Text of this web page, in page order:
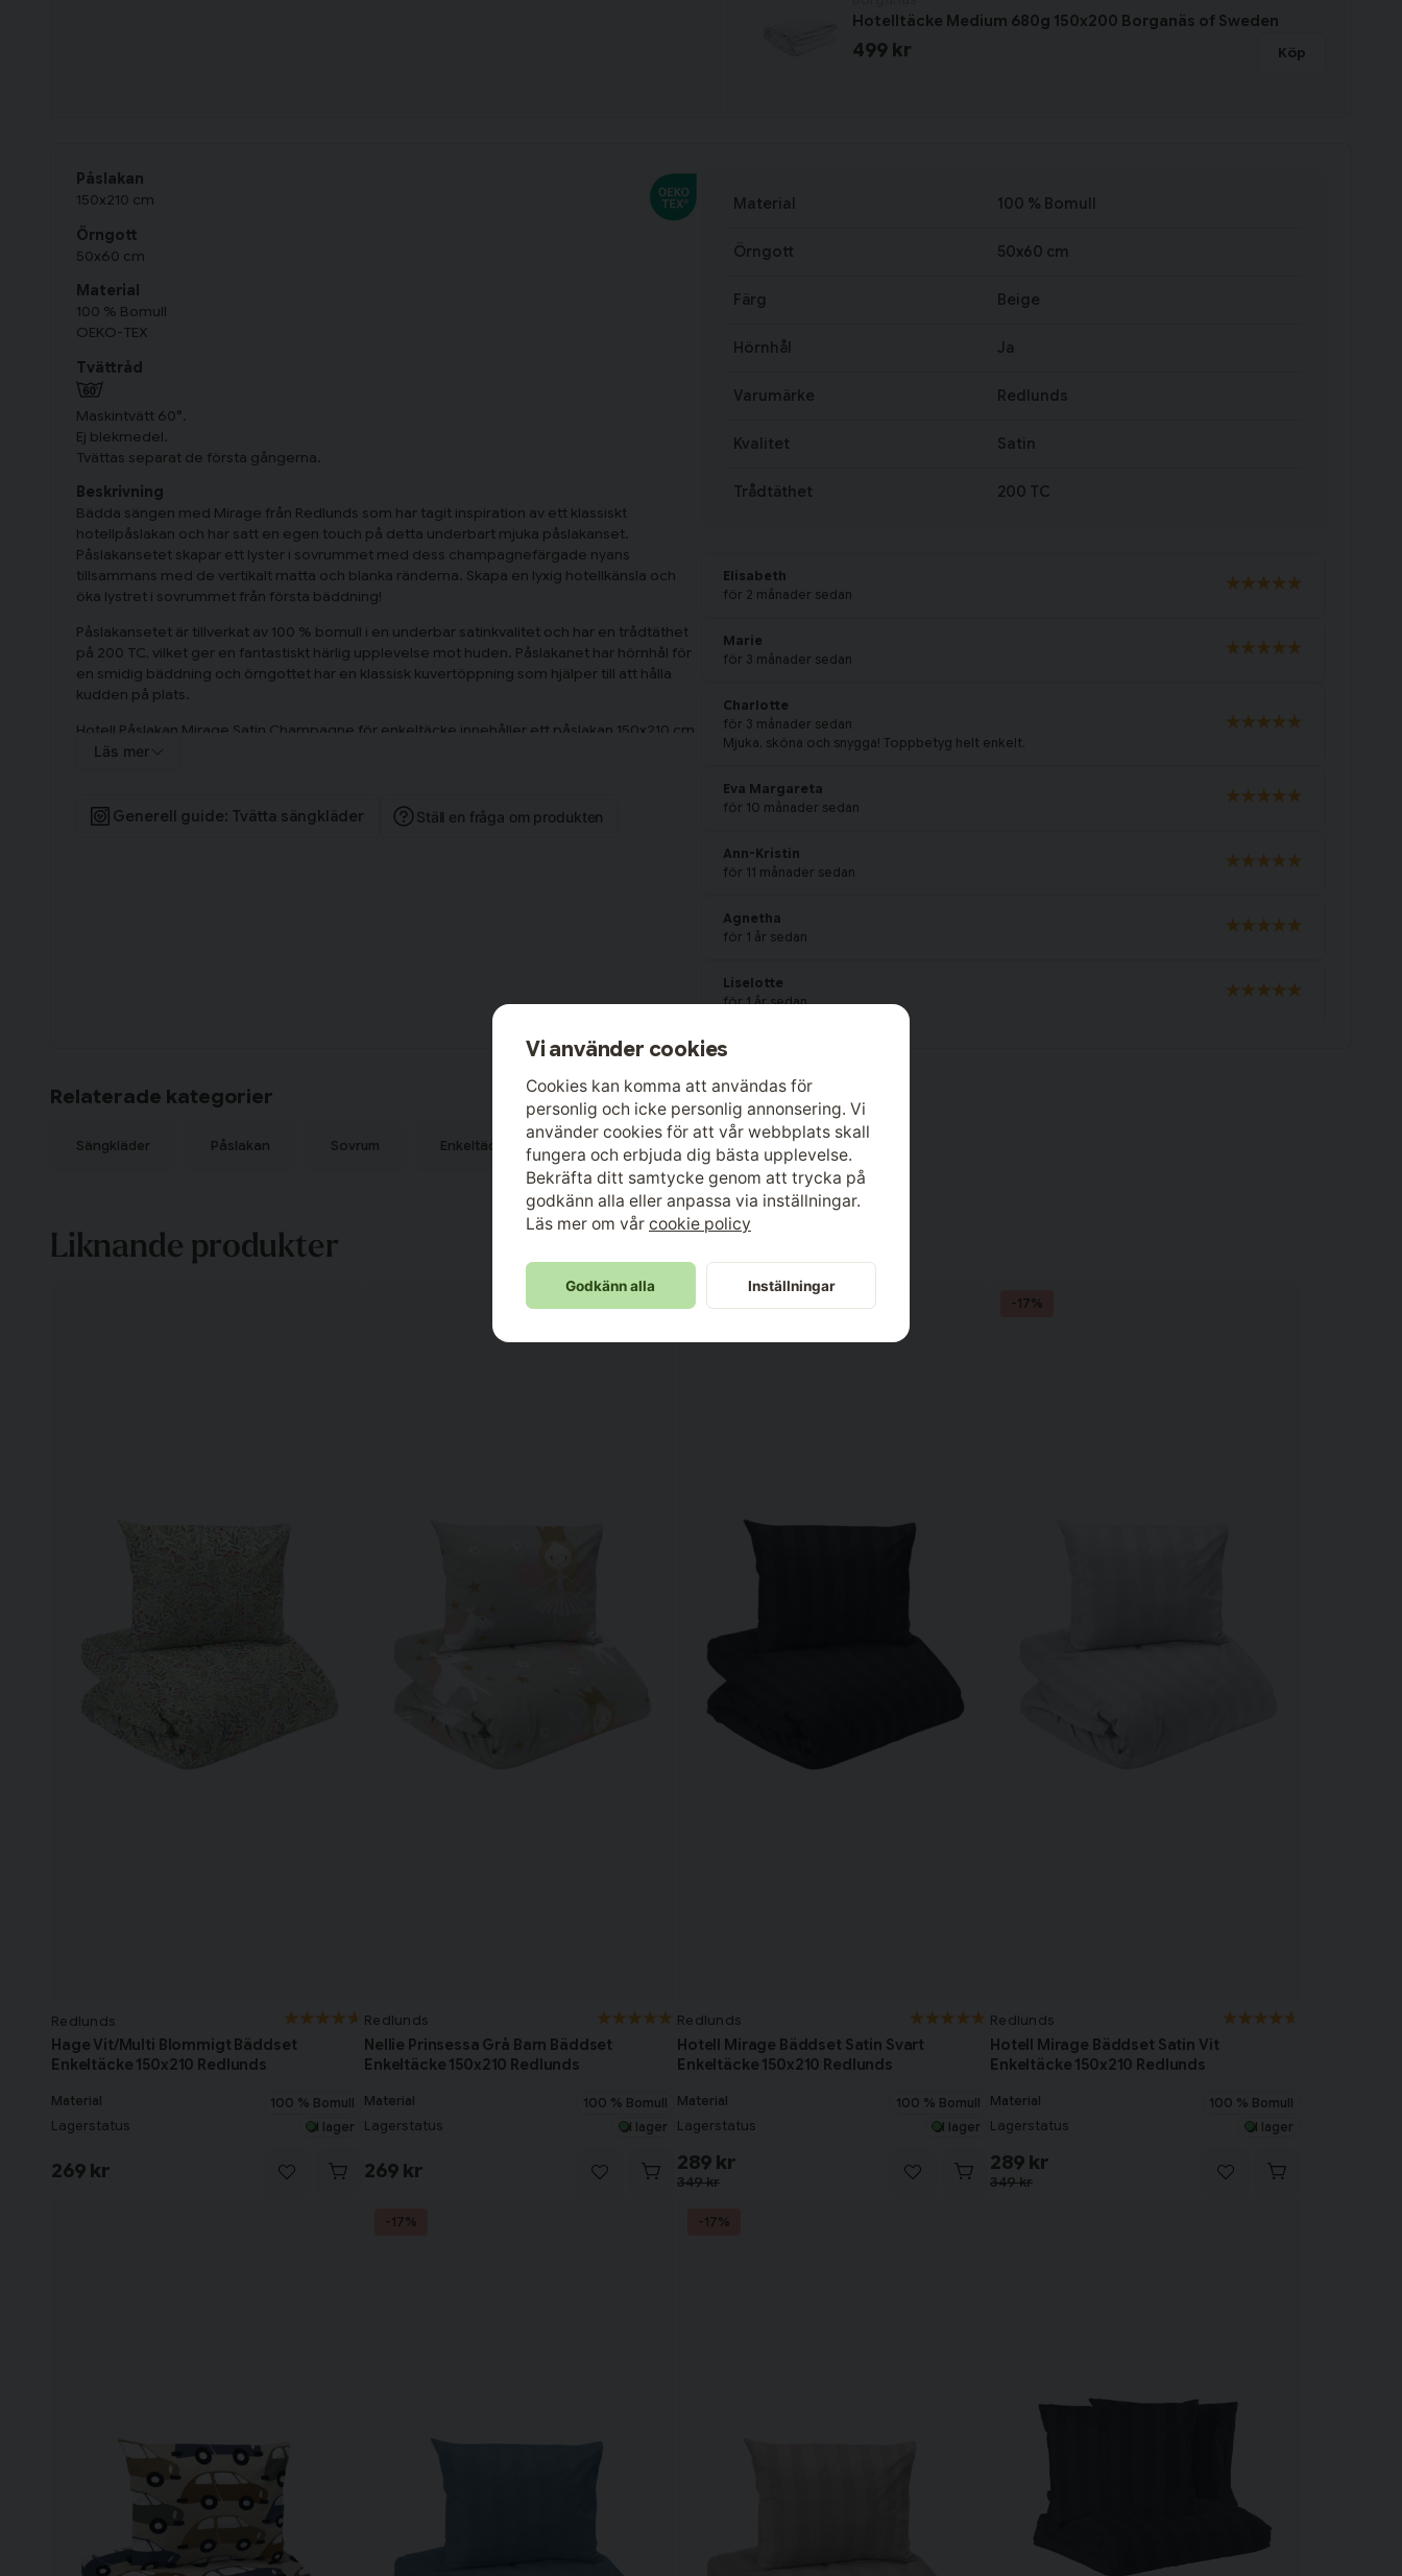
Hotelltäcke Medium 680g 150x200 Borganäs of Sweden
499 kr Köp
Påslakan
150x210 cm
Örngott
50x60 cm
Material
100 % Bomull
OEKO-TEX
Tvättråd
Maskintvätt 60°.
Ej blekmedel.
Tvättas separat de första gångerna.
Beskrivning
Bädda sängen med Mirage från Redlunds som har tagit inspiration av ett klassiskt
hotellpåslakan och har satt en egen touch på detta underbart mjuka påslakanset.
Påslakansetet skapar ett lyster i sovrummet med dess champagnefärgade nyans
tillsammans med de vertikalt matta och blanka ränderna. Skapa en lyxig hotellkänsla och
öka lystret i sovrummet från första bäddning!
Påslakansetet är tillverkat av 100 % bomull i en underbar satinkvalitet och har en trådtäthet
på 200 TC, vilket ger en fantastiskt härlig upplevelse mot huden. Påslakanet har hörnhål för
en smidig bäddning och örngottet har en klassisk kuvertöppning som hjälper till att hålla
kudden på plats.
Hotell Påslakan Mirage Satin Champagne för enkeltäcke innehåller ett påslakan 150x210 cm
och ett örngott 50x60 cm.
Läs mer
Generell guide: Tvätta sängkläder Ställ en fråga om produkten
Material 100 % Bomull
Örngott 50x60 cm
Färg Beige
Hörnhål Ja
Varumärke Redlunds
Kvalitet Satin
Trådtäthet 200 TC
Elisabeth
för 2 månader sedan
Marie
för 3 månader sedan
Charlotte
för 3 månader sedan
Mjuka, sköna och snygga! Toppbetyg helt enkelt.
Eva Margareta
för 10 månader sedan
Ann-Kristin
för 11 månader sedan
Agnetha
för 1 år sedan
Liselotte
för 1 år sedan
Malin Maria
Nöjd. Bomullssatin är bäst. Känns lyxigt.Kommer köpa igen.
Anonym
för 1 år sedan
Grzegorz
för 1 år sedan
good quality/price ratio over all very happy with product ! fast delivery !
Relaterade kategorier
Sängkläder Påslakan Sovrum Enkeltäcke Bäddset
Liknande produkter
Redlunds
Hage Vit/Multi Blommigt Bäddset
Enkeltäcke 150x210 Redlunds
Material 100 % Bomull
Lagerstatus I lager
269 kr
Redlunds
Nellie Prinsessa Grå Barn Bäddset
Enkeltäcke 150x210 Redlunds
Material 100 % Bomull
Lagerstatus I lager
269 kr
Redlunds
Hotell Mirage Bäddset Satin Svart
Enkeltäcke 150x210 Redlunds
Material 100 % Bomull
Lagerstatus I lager
349 kr
289 kr
-17%
Redlunds
Hotell Mirage Bäddset Satin Vit
Enkeltäcke 150x210 Redlunds
Material 100 % Bomull
Lagerstatus I lager
349 kr
289 kr
-17%
-17% -17%
Vi använder cookies
Cookies kan komma att användas för
personlig och icke personlig annonsering. Vi
använder cookies för att vår webbplats skall
fungera och erbjuda dig bästa upplevelse.
Bekräfta ditt samtycke genom att trycka på
godkänn alla eller anpassa via inställningar.
Läs mer om vår cookie policy
Godkänn alla Inställningar